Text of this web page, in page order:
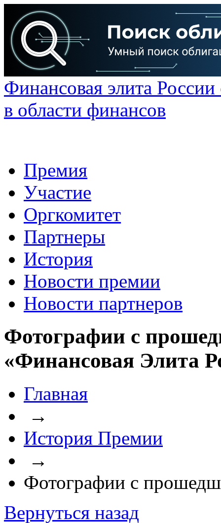
Финансовая элита
в области финансов
Премия
Участие
Оргкомитет
Партнеры
История
Новости премии
Новости партнеров
Фотографии с
«Финансовая Элита
Главная
→
История Премии
→
Фотографии с
Вернуться назад